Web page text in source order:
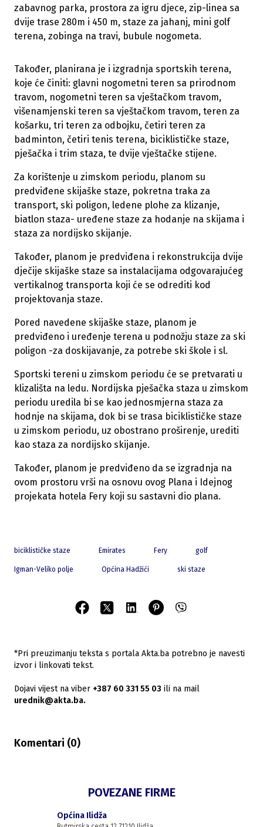
zabavnog parka, prostora za igru djece, zip-linea sa
dvije trase 280m i 450 m, staze za jahanj, mini golf
terena, zobinga na travi, bubule nogometa.
Također, planirana je i izgradnja sportskih terena,
koje će činiti: glavni nogometni teren sa prirodnom
travom, nogometni teren sa vještačkom travom,
višenamjenski teren sa vještačkom travom, teren za
košarku, tri teren za odbojku, četiri teren za
badminton, četiri tenis terena, biciklističke staze,
pješačka i trim staza, te dvije vještačke stijene.
Za korištenje u zimskom periodu, planom su
predviđene skijaške staze, pokretna traka za
transport, ski poligon, ledene plohe za klizanje,
biatlon staza- uređene staze za hodanje na skijama i
staza za nordijsko skijanje.
Također, planom je predviđena i rekonstrukcija dvije
dječije skijaške staze sa instalacijama odgovarajućeg
vertikalnog transporta koji će se odrediti kod
projektovanja staze.
Pored navedene skijaške staze, planom je
predviđeno i uređenje terena u podnožju staze za ski
poligon -za doskijavanje, za potrebe ski škole i sl.
Sportski tereni u zimskom periodu će se pretvarati u
klizališta na ledu. Nordijska pješačka staza u zimskom
periodu uredila bi se kao jednosmjerna staza za
hodnje na skijama, dok bi se trasa biciklističke staze
u zimskom periodu, uz obostrano proširenje, urediti
kao staza za nordijsko skijanje.
Također, planom je predviđeno da se izgradnja na
ovom prostoru vrši na osnovu ovog Plana i Idejnog
projekata hotela Fery koji su sastavni dio plana.
biciklističke staze Emirates Fery golf
Igman-Veliko polje Općina Hadžići ski staze
*Pri preuzimanju teksta s portala Akta.ba potrebno je navesti
izvor i linkovati tekst.
Dojavi vijest na viber +387 60 331 55 03 ili na mail
urednik@akta.ba.
Komentari (0)
POVEZANE FIRME
Općina Ilidža